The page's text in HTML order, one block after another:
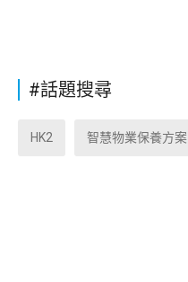
#話題搜尋
HK2 智慧物業保養方案